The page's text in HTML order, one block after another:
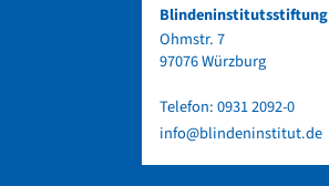
Blindeninstitutsstiftung
Ohmstr. 7
97076 Würzburg
Telefon:0931 2092-0
info@blindeninstitut.de